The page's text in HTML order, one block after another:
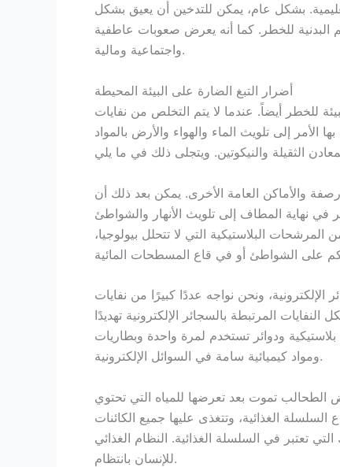
بشكل عام، يمكن للتدخين أن يعيق بشكل
البدنية للخطر. كما أنه يعرض صعوبات عاطفية
واجتماعية ومالية.
أضرار التبغ الضارة على البيئة المحيطة
للخطر أيضاً. عندما لا يتم التخلص من نفايات
إلى تلويث الماء والهواء والأرض بالمواد
والأماكن العامة الأخرى. يمكن بعد ذلك أن
نهاية المطاف إلى تلويث الأنهار والشواطئ
البلاستيكية التي لا تتحلل بيولوجيا،
ونحن نواجه عددًا كبيرًا من نفايات
المرتبطة بالسجائر الإلكترونية تهديدًا
ودوائر تستخدم لمرة واحدة وبطاريات
ومواد كيميائية سامة في السوائل الإلكترونية.
الطحالب تموت بعد تعرضها للمياه التي تحتوي
الغذائية، وتتغذى عليها جميع الكائنات
تعتبر في السلسلة الغذائية. النظام الغذائي
للإنسان بانتظام.